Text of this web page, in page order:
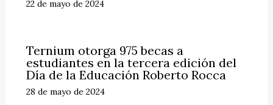
22 de mayo de 2024
Ternium otorga 975 becas a
estudiantes en la tercera edición del
Día de la Educación Roberto Rocca
28 de mayo de 2024